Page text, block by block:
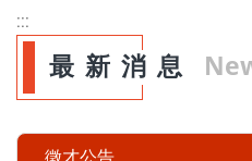
:::
最新消息
徵才公告